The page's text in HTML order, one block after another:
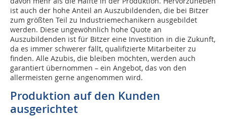
ist auch der hohe Anteil an Auszubildenden, die bei Bitzer
zum größten Teil zu Industriemechanikern ausgebildet
werden. Diese ungewöhnlich hohe Quote an
Auszubildenden ist für Bitzer eine Investition in die Zukunft,
da es immer schwerer fällt, qualifizierte Mitarbeiter zu
finden. Alle Azubis, die bleiben möchten, werden auch
garantiert übernommen – ein Angebot, das von den
allermeisten gerne angenommen wird.
Produktion auf den Kunden
ausgerichtet